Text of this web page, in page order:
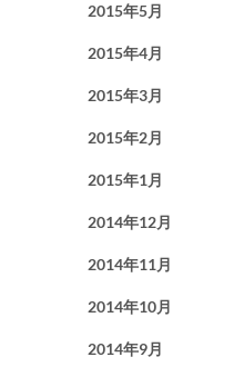
2015年5月
2015年4月
2015年3月
2015年2月
2015年1月
2014年12月
2014年11月
2014年10月
2014年9月